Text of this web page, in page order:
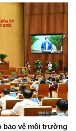
bảo vệ môi trường